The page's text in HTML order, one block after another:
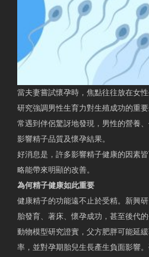
當夫妻嘗試懷孕時，焦點往往放在女
研究強調男性生育力對生殖成功的重
常遇到伴侶驚訝地發現，男性的營養
影響精子品質及懷孕結果。
好消息是，許多影響精子健康的因素
略能帶來明顯的改善。
為何精子健康如此重要
健康精子的功能遠不止於受精。新興
胎發育、著床、懷孕成功，甚至後代的
動物模型研究證實，父方肥胖可能延
率，並對孕期胎兒生長產生負面影響